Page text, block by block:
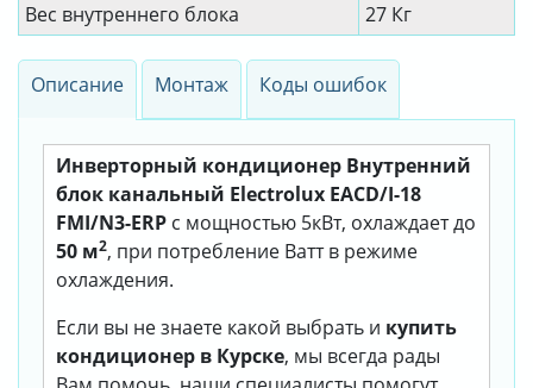
Вес внутреннего блока
27 Кг
Описание Монтаж Коды ошибок
Инверторный кондиционер Внутренний
блок канальный Electrolux EACD/I-18
FMI/N3-ERP с мощностью 5кВт, охлаждает до
50 м2, при потребление Ватт в режиме
охлаждения.
Если вы не знаете какой выбрать и купить
кондиционер в Курске, мы всегда рады